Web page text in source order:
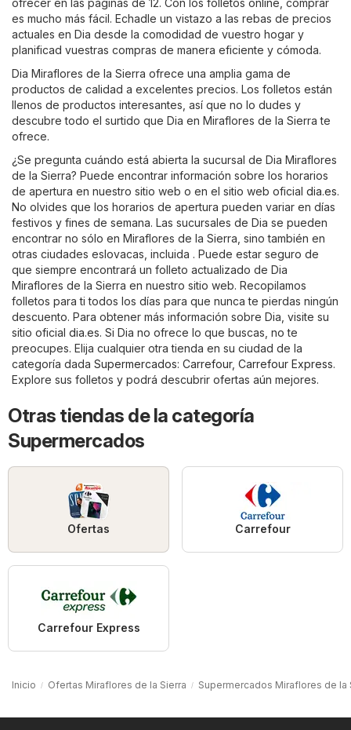
es mucho más fácil. Echadle un vistazo a las rebas de precios
actuales en Dia desde la comodidad de vuestro hogar y
planificad vuestras compras de manera eficiente y cómoda.
Dia Miraflores de la Sierra ofrece una amplia gama de
productos de calidad a excelentes precios. Los folletos están
llenos de productos interesantes, así que no lo dudes y
descubre todo el surtido que Dia en Miraflores de la Sierra te
ofrece.
¿Se pregunta cuándo está abierta la sucursal de Dia Miraflores
de la Sierra? Puede encontrar información sobre los horarios
de apertura en nuestro sitio web o en el sitio web oficial dia.es.
No olvides que los horarios de apertura pueden variar en días
festivos y fines de semana. Las sucursales de Dia se pueden
encontrar no sólo en Miraflores de la Sierra, sino también en
otras ciudades eslovacas, incluida . Puede estar seguro de
que siempre encontrará un folleto actualizado de Dia
Miraflores de la Sierra en nuestro sitio web. Recopilamos
folletos para ti todos los días para que nunca te pierdas ningún
descuento. Para obtener más información sobre Dia, visite su
sitio oficial dia.es. Si Dia no ofrece lo que buscas, no te
preocupes. Elija cualquier otra tienda en su ciudad de la
categoría dada Supermercados: Carrefour, Carrefour Express.
Explore sus folletos y podrá descubrir ofertas aún mejores.
Otras tiendas de la categoría
Supermercados
Ofertas Carrefour
Carrefour Express
Inicio Ofertas Miraflores de la Sierra Supermercados Miraflores de la